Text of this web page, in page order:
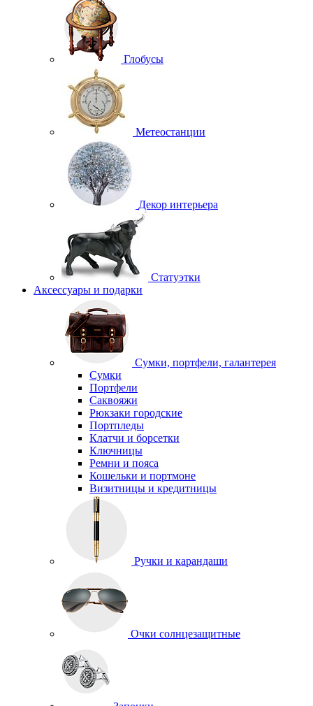
Глобусы
Метеостанции
Декор интерьера
Статуэтки
Аксессуары и подарки
Сумки, портфели, галантерея
Сумки
Портфели
Саквояжи
Рюкзаки городские
Портпледы
Клатчи и борсетки
Ключницы
Ремни и пояса
Кошельки и портмоне
Визитницы и кредитницы
Ручки и карандаши
Очки солнцезащитные